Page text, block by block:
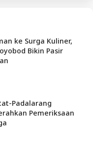
ke Surga Kuliner,
Bikin Pasir
Padalarang
Pemeriksaan